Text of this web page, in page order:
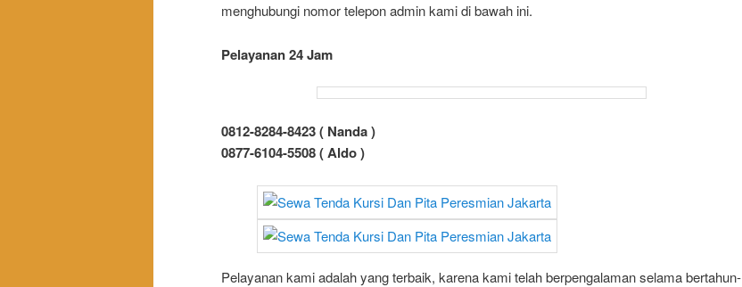
menghubungi nomor telepon admin kami di bawah ini.
Pelayanan 24 Jam
0812-8284-8423 ( Nanda )
0877-6104-5508 ( Aldo )
Pelayanan kami adalah yang terbaik, karena kami telah berpengalaman selama bertahun-